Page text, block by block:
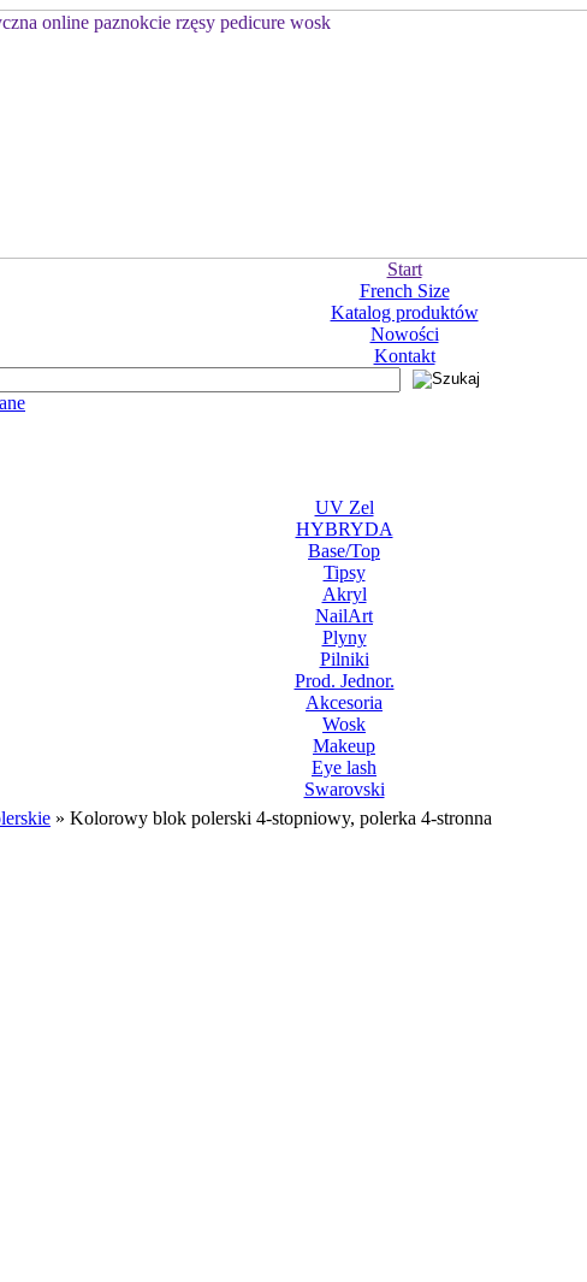
Start
French Size
Katalog produktów
Nowości
Kontakt
UV Zel
HYBRYDA
Base/Top
Tipsy
Akryl
NailArt
Plyny
Pilniki
Prod. Jednor.
Akcesoria
Wosk
Makeup
Eye lash
Swarovski
» Kolorowy blok polerski 4-stopniowy, polerka 4-stronna